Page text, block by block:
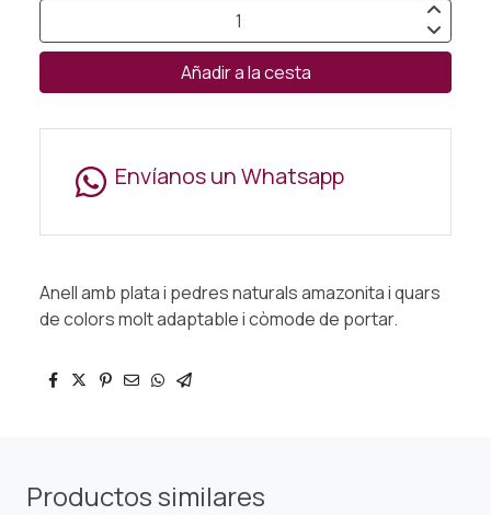
Añadir a la cesta
Envíanos un Whatsapp
Anell amb plata i pedres naturals amazonita i quars
de colors molt adaptable i còmode de portar.
Productos similares